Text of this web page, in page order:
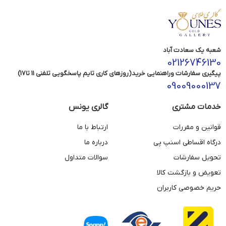
شعبه یک سعادت آباد
02126746130
پیگیری سفارشات وراهنمایی خرید(روزهای کاری تایم پاسخگویی تلفنی 11 تا17)
09009000137
خدمات مشتری
قوانین و مقررات
درگاه اقساطی اسنپ پی
تحویل سفارشات
تعویض و بازگشت کالا
حریم خصوصی کاربران
گالری یونس
ارتباط با ما
درباره ما
سوالات متداول